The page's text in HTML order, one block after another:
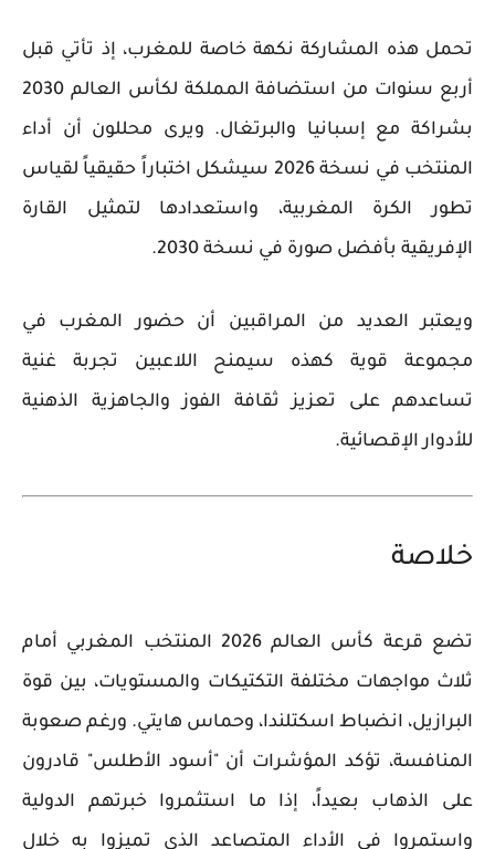
تحمل هذه المشاركة نكهة خاصة للمغرب، إذ تأتي قبل
أربع سنوات من استضافة المملكة لكأس العالم 2030
بشراكة مع إسبانيا والبرتغال. ويرى محللون أن أداء
المنتخب في نسخة 2026 سيشكل اختباراً حقيقياً لقياس
تطور الكرة المغربية، واستعدادها لتمثيل القارة
الإفريقية بأفضل صورة في نسخة 2030.
ويعتبر العديد من المراقبين أن حضور المغرب في
مجموعة قوية كهذه سيمنح اللاعبين تجربة غنية
تساعدهم على تعزيز ثقافة الفوز والجاهزية الذهنية
للأدوار الإقصائية.
خلاصة
تضع قرعة كأس العالم 2026 المنتخب المغربي أمام
ثلاث مواجهات مختلفة التكتيكات والمستويات، بين قوة
البرازيل، انضباط اسكتلندا، وحماس هايتي. ورغم صعوبة
المنافسة، تؤكد المؤشرات أن "أسود الأطلس" قادرون
على الذهاب بعيداً، إذا ما استثمروا خبرتهم الدولية
واستمروا في الأداء المتصاعد الذي تميزوا به خلال